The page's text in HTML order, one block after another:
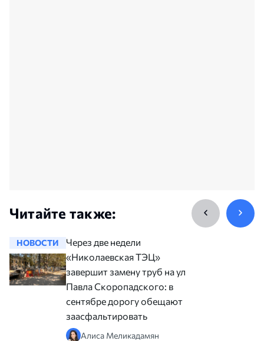
Читайте также:
НОВОСТИ
Через две недели
«Николаевская ТЭЦ»
завершит замену труб на улице
Павла Скоропадского: в
сентябре дорогу обещают
заасфальтировать
Алиса Меликадамян